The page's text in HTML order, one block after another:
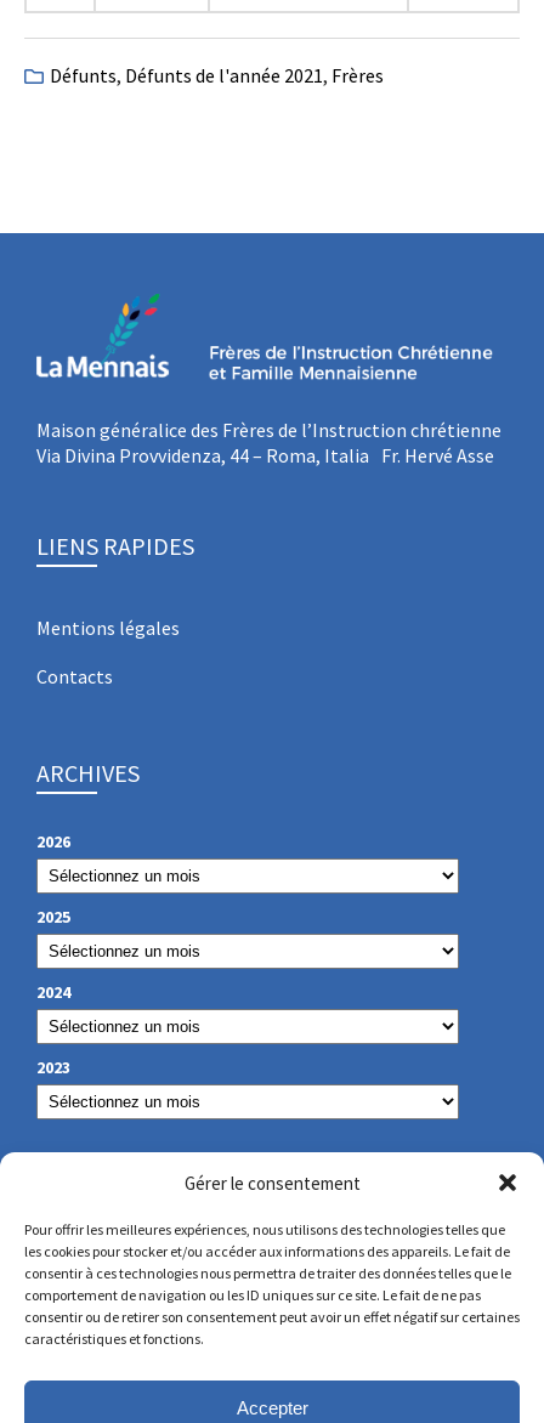
Gérer le consentement
Pour offrir les meilleures expériences, nous utilisons des technologies telles que
les cookies pour stocker et/ou accéder aux informations des appareils. Le fait de
consentir à ces technologies nous permettra de traiter des données telles que le
comportement de navigation ou les ID uniques sur ce site. Le fait de ne pas
consentir ou de retirer son consentement peut avoir un effet négatif sur certaines
caractéristiques et fonctions.
Accepter
Défunts, Défunts de l'année 2021, Frères
Maison généralice des Frères de l’Instruction chrétienne
Via Divina Provvidenza, 44 – Roma, Italia Fr. Hervé Asse
LIENS RAPIDES
Mentions légales
Contacts
ARCHIVES
2026
2025
2024
2023
NOS COORDONNÉES
secretariat@lamennais.org
protectionenfance@lamennais.org